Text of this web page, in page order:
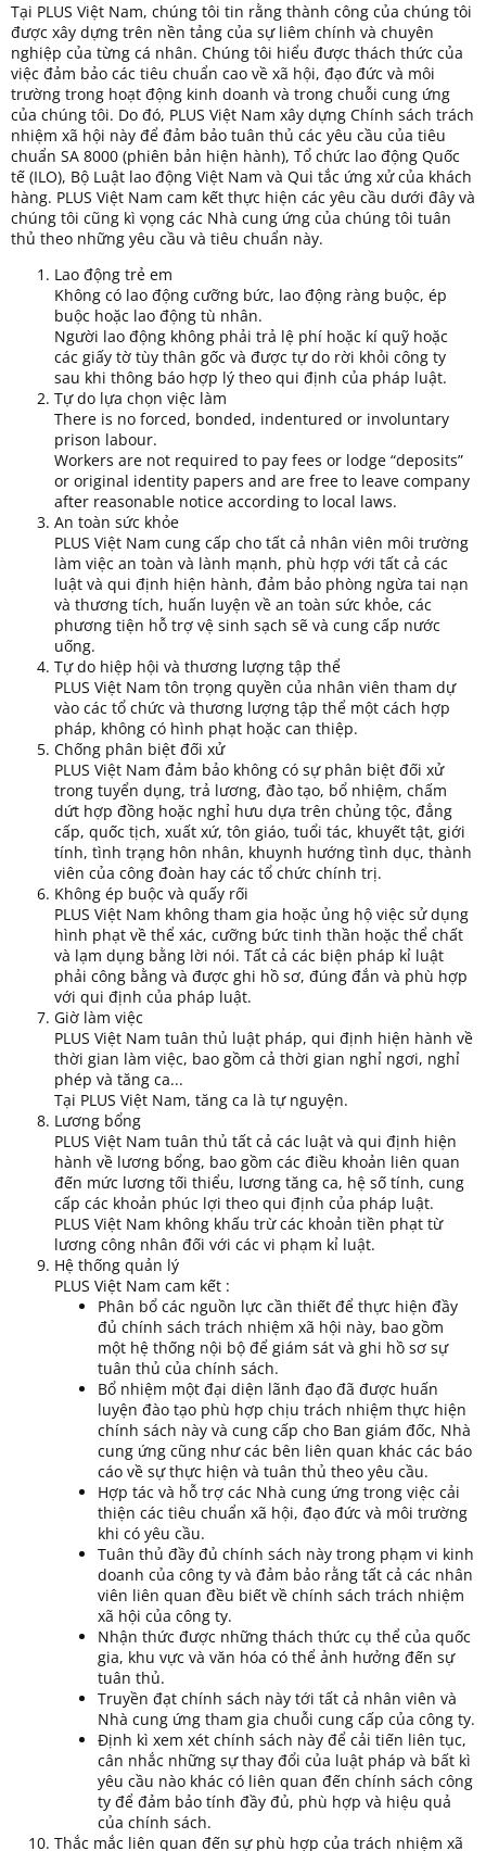
Tại PLUS Việt Nam, chúng tôi tin rằng thành công của chúng tôi
được xây dựng trên nền tảng của sự liêm chính và chuyên
nghiệp của từng cá nhân. Chúng tôi hiểu được thách thức của
việc đảm bảo các tiêu chuẩn cao về xã hội, đạo đức và môi
trường trong hoạt động kinh doanh và trong chuỗi cung ứng
của chúng tôi. Do đó, PLUS Việt Nam xây dựng Chính sách trách
nhiệm xã hội này để đảm bảo tuân thủ các yêu cầu của tiêu
chuẩn SA 8000 (phiên bản hiện hành), Tổ chức lao động Quốc
tế (ILO), Bộ Luật lao động Việt Nam và Qui tắc ứng xử của khách
hàng. PLUS Việt Nam cam kết thực hiện các yêu cầu dưới đây và
chúng tôi cũng kì vọng các Nhà cung ứng của chúng tôi tuân
thủ theo những yêu cầu và tiêu chuẩn này.
Lao động trẻ em
Không có lao động cưỡng bức, lao động ràng buộc, ép
buộc hoặc lao động tù nhân.
Người lao động không phải trả lệ phí hoặc kí quỹ hoặc
các giấy tờ tùy thân gốc và được tự do rời khỏi công ty
sau khi thông báo hợp lý theo qui định của pháp luật.
Tự do lựa chọn việc làm
There is no forced, bonded, indentured or involuntary
prison labour.
Workers are not required to pay fees or lodge “deposits”
or original identity papers and are free to leave company
after reasonable notice according to local laws.
An toàn sức khỏe
PLUS Việt Nam cung cấp cho tất cả nhân viên môi trường
làm việc an toàn và lành mạnh, phù hợp với tất cả các
luật và qui định hiện hành, đảm bảo phòng ngừa tai nạn
và thương tích, huấn luyện về an toàn sức khỏe, các
phương tiện hỗ trợ vệ sinh sạch sẽ và cung cấp nước
uống.
Tự do hiệp hội và thương lượng tập thể
PLUS Việt Nam tôn trọng quyền của nhân viên tham dự
vào các tổ chức và thương lượng tập thể một cách hợp
pháp, không có hình phạt hoặc can thiệp.
Chống phân biệt đối xử
PLUS Việt Nam đảm bảo không có sự phân biệt đối xử
trong tuyển dụng, trả lương, đào tạo, bổ nhiệm, chấm
dứt hợp đồng hoặc nghỉ hưu dựa trên chủng tộc, đẳng
cấp, quốc tịch, xuất xứ, tôn giáo, tuổi tác, khuyết tật, giới
tính, tình trạng hôn nhân, khuynh hướng tình dục, thành
viên của công đoàn hay các tổ chức chính trị.
Không ép buộc và quấy rối
PLUS Việt Nam không tham gia hoặc ủng hộ việc sử dụng
hình phạt về thể xác, cưỡng bức tinh thần hoặc thể chất
và lạm dụng bằng lời nói. Tất cả các biện pháp kỉ luật
phải công bằng và được ghi hồ sơ, đúng đắn và phù hợp
với qui định của pháp luật.
Giờ làm việc
PLUS Việt Nam tuân thủ luật pháp, qui định hiện hành về
thời gian làm việc, bao gồm cả thời gian nghỉ ngơi, nghỉ
phép và tăng ca...
Tại PLUS Việt Nam, tăng ca là tự nguyện.
Lương bổng
PLUS Việt Nam tuân thủ tất cả các luật và qui định hiện
hành về lương bổng, bao gồm các điều khoản liên quan
đến mức lương tối thiểu, lương tăng ca, hệ số tính, cung
cấp các khoản phúc lợi theo qui định của pháp luật.
PLUS Việt Nam không khấu trừ các khoản tiền phạt từ
lương công nhân đối với các vi phạm kỉ luật.
Hệ thống quản lý
PLUS Việt Nam cam kết :
Phân bổ các nguồn lực cần thiết để thực hiện đầy
đủ chính sách trách nhiệm xã hội này, bao gồm
một hệ thống nội bộ để giám sát và ghi hồ sơ sự
tuân thủ của chính sách.
Bổ nhiệm một đại diện lãnh đạo đã được huấn
luyện đào tạo phù hợp chịu trách nhiệm thực hiện
chính sách này và cung cấp cho Ban giám đốc, Nhà
cung ứng cũng như các bên liên quan khác các báo
cáo về sự thực hiện và tuân thủ theo yêu cầu.
Hợp tác và hỗ trợ các Nhà cung ứng trong việc cải
thiện các tiêu chuẩn xã hội, đạo đức và môi trường
khi có yêu cầu.
Tuân thủ đầy đủ chính sách này trong phạm vi kinh
doanh của công ty và đảm bảo rằng tất cả các nhân
viên liên quan đều biết về chính sách trách nhiệm
xã hội của công ty.
Nhận thức được những thách thức cụ thể của quốc
gia, khu vực và văn hóa có thể ảnh hưởng đến sự
tuân thủ.
Truyền đạt chính sách này tới tất cả nhân viên và
Nhà cung ứng tham gia chuỗi cung cấp của công ty.
Định kì xem xét chính sách này để cải tiến liên tục,
cân nhắc những sự thay đổi của luật pháp và bất kì
yêu cầu nào khác có liên quan đến chính sách công
ty để đảm bảo tính đầy đủ, phù hợp và hiệu quả
của chính sách.
Thắc mắc liên quan đến sự phù hợp của trách nhiệm xã